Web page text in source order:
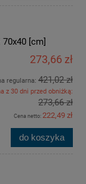
[cm]
273,66 zł
regularna: 421,02 zł
z 30 dni przed obniżką:
273,66 zł
Cena netto:222,49 zł
do koszyka